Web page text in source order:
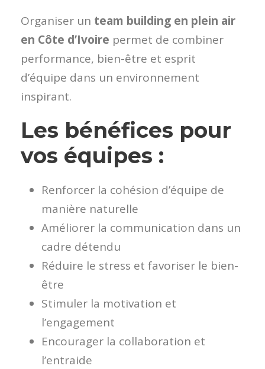
Organiser un team building en plein air
en Côte d’Ivoire permet de combiner
performance, bien-être et esprit
d’équipe dans un environnement
inspirant.
Les bénéfices pour
vos équipes :
Renforcer la cohésion d’équipe de
manière naturelle
Améliorer la communication dans un
cadre détendu
Réduire le stress et favoriser le bien-
être
Stimuler la motivation et
l’engagement
Encourager la collaboration et
l’entraide